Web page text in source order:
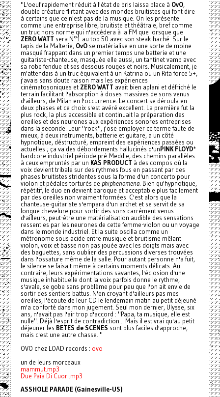
"L'oeuf rapidement réduit à l'état de bris laissa place à OvO,
double créature flirtant avec des mondes bruitistes qui font dire
à certains que ce n'est pas de la musique. On les présente
comme une entreprise libre, bruitiste et théâtrale, bref comme
un truc hors norme qui n'accédera à la FM que lorsque que
ZERO WATT sera N°1 au top 50 avec son steak haché. Sur le
tapis de la Malterie, OvOse matérialise en une sorte de moine
masqué frappant dans un premier temps une batterie et une
guitariste-chanteuse, masquée elle aussi, un tantinet vamp avec
sa robe fendue et ses dessous rouges et noirs. Musicalement, je
m'attendais à un truc équivalent à un Katrina ou un Rita force 5+,
j'avais sans doute raison mais les expériences
cinématosoniques et ZERO WATT avait bien aplani et défriché le
terrain facilitant l'absorption à doses massives de sons venus
d'ailleurs, de Milan en l'occurrence. Le concert se déroula en
deux phases et ce choix s'est avéré excellent. La première fut la
plus rock, la plus accessible et continuait la préparation des
oreilles et des neurones aux expériences sonores entreprises
dans la seconde. Leur "rock", j'ose employer ce terme faute de
mieux, à deux instruments, batterie et guitare, a un côté
hypnotique, déstructuré, empreint des expériences passées ou
actuelles ; ça va des débordements hallucinés d'unPINK FLOYD*
hardcore industriel période pré-Meddle, des chemins parallèles
à ceux empruntés par un KAS PRODUCT à des compos où la
voix devient tribale sur des rythmes fous en passant par des
phases bruitistes stridentes sous la forme d'un concerto pour
violon et pédales torturés de phiphenomena. Bien qu'hypnotique,
répétitif, le duo en devient baroque et acceptable plus facilement
par des oreilles non vraiment formées. C'est alors que la
chanteuse-guitariste s'empara d'un archet et se servit de sa
longue chevelure pour sortir des sons carrément venus
d'ailleurs, peut-être une matérialisation audible des sensations
ressenties par les neurones de cette femme-violon ou un voyage
dans le monde industriel. Et la suite oscilla comme un
métronome sous acide entre musique et bruitisme mêlant
violon, voix et basse non pas jouée avec les doigts mais avec
des baguettes, sans oublier des percussions diverses trouvées
dans l'ossature même de la salle. Pour autant personne n'a fuit,
le silence se faisait même à certains moments délicats. Au
contraire, leurs expérimentations savantes, l'éclosion d'une
musique inhabituelle dont la voix parfois donne le rythme,
s'avale, se gobe sans problème pour peu que l'on ait envie de
sortir des sentiers battus. N'en croyant d'ailleurs pas mes
oreilles, l'écoute de leur CD le lendemain matin au petit déjeuné
m'a conforté dans mon jugement. Seul mon dernier, Ulysse, six
ans, n'avait pas l'air trop d'accord : "Papa, ta musique, elle est
nulle". Déjà l'esprit de contradiction... Mais il est vrai qu'au petit
déjeuner les BETES de SCENES sont plus faciles d'approche,
mais c'est une autre chasse. "
OVO chez LOAD records : ovo
un de leurs morceaux
mammut.mp3
Due Paia Di Cuori.mp3
ASSHOLE PARADE (Gainesville-US)